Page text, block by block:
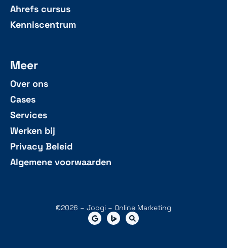
Ahrefs cursus
Kenniscentrum
Meer
Over ons
Cases
Services
Werken bij
Privacy Beleid
Algemene voorwaarden
©2026 – Joogi – Online Marketing